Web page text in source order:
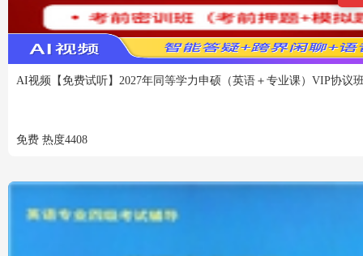
AI视频 【免费试听】2027年同等学力申硕（英语＋专业课）VIP协议
免费 热度4408